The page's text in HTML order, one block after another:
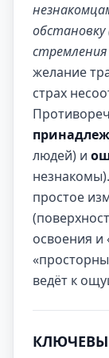
обстановку
стремления
желание
страх
людей) и
простое
освоения и
ведёт к